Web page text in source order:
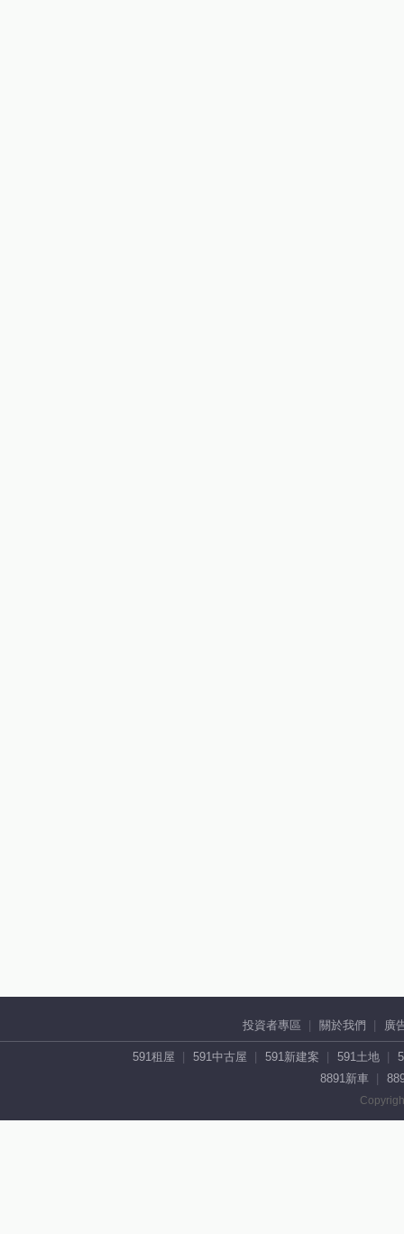
投資者專區 關於我們 廣
591租屋 591中古屋 591新建案 591土地
8891新車